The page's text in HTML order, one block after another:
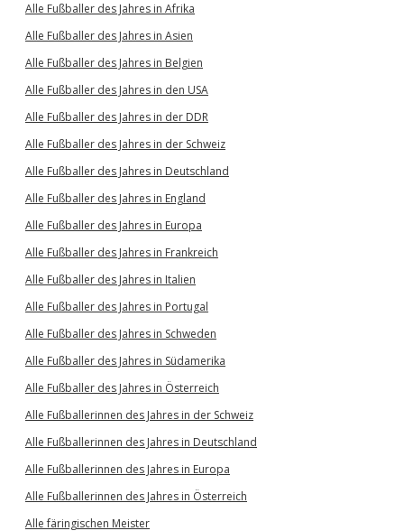
Alle Fußballer des Jahres in Afrika
Alle Fußballer des Jahres in Asien
Alle Fußballer des Jahres in Belgien
Alle Fußballer des Jahres in den USA
Alle Fußballer des Jahres in der DDR
Alle Fußballer des Jahres in der Schweiz
Alle Fußballer des Jahres in Deutschland
Alle Fußballer des Jahres in England
Alle Fußballer des Jahres in Europa
Alle Fußballer des Jahres in Frankreich
Alle Fußballer des Jahres in Italien
Alle Fußballer des Jahres in Portugal
Alle Fußballer des Jahres in Schweden
Alle Fußballer des Jahres in Südamerika
Alle Fußballer des Jahres in Österreich
Alle Fußballerinnen des Jahres in der Schweiz
Alle Fußballerinnen des Jahres in Deutschland
Alle Fußballerinnen des Jahres in Europa
Alle Fußballerinnen des Jahres in Österreich
Alle färingischen Meister